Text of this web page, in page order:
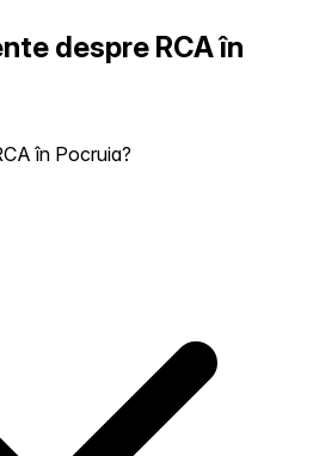
despre RCA în
în Pocruia?